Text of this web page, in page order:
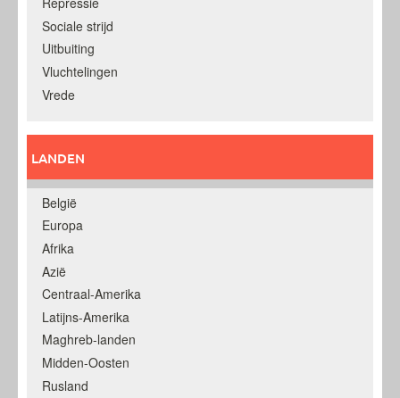
Sociale strijd
Uitbuiting
Vluchtelingen
Vrede
LANDEN
België
Europa
Afrika
Azië
Centraal-Amerika
Latijns-Amerika
Maghreb-landen
Midden-Oosten
Rusland